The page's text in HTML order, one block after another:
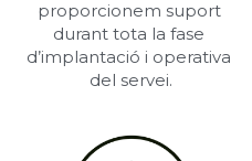
proporcionem suport
durant tota la fase
d’implantació i operativa
del servei.